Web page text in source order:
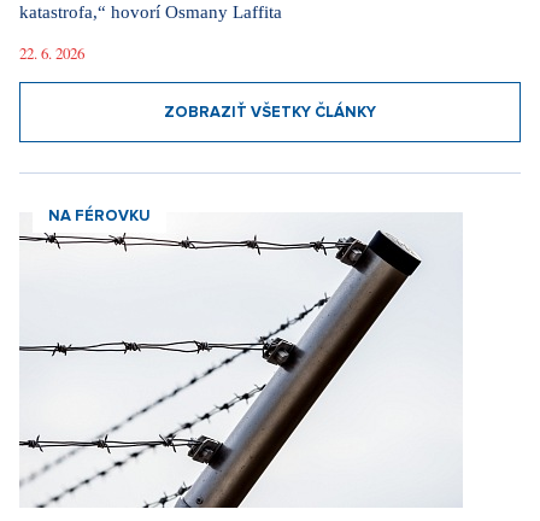
katastrofa,“ hovorí Osmany Laffita
22. 6. 2026
ZOBRAZIŤ VŠETKY ČLÁNKY
NA FÉROVKU